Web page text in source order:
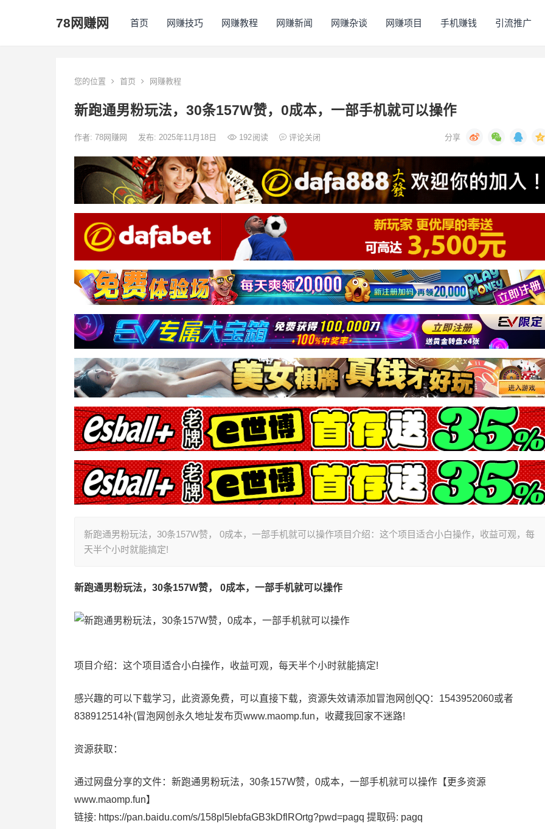
78网赚网 首页 网赚技巧 网赚教程 网赚新闻 网赚杂谈 网赚项目 手机赚钱 引流推广
您的位置 首页 网赚教程
新跑通男粉玩法，30条157W赞，0成本，一部手机就可以操作
作者: 78网赚网 发布: 2025年11月18日 192阅读 评论关闭
新跑通男粉玩法，30条157W赞， 0成本，一部手机就可以操作项目介绍：这个项目适合小白操作，收益可观，每
天半个小时就能搞定!
新跑通男粉玩法，30条157W赞， 0成本，一部手机就可以操作
项目介绍：这个项目适合小白操作，收益可观，每天半个小时就能搞定!
感兴趣的可以下载学习，此资源免费，可以直接下载，资源失效请添加冒泡网创QQ：1543952060或者
838912514补(冒泡网创永久地址发布页www.maomp.fun，收藏我回家不迷路!
资源获取：
通过网盘分享的文件：新跑通男粉玩法，30条157W赞，0成本，一部手机就可以操作【更多资源
www.maomp.fun】
链接: https://pan.baidu.com/s/158pl5lebfaGB3kDflROrtg?pwd=pagq 提取码: pagq